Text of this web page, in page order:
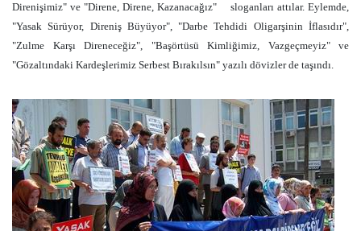
Direnişimiz" ve "Direne, Direne, Kazanacağız"
sloganları attılar. Eylemde,
"Yasak Sürüyor, Direniş Büyüyor", "Darbe Tehdidi Oligarşinin İflasıdır",
"Zulme Karşı Direneceğiz", "Başörtüsü Kimliğimiz, Vazgeçmeyiz" ve
"Gözaltındaki Kardeşlerimiz Serbest Bırakılsın" yazılı dövizler de taşındı.